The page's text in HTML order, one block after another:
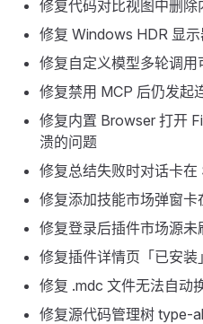
修复代码对比视图中删
修复 Windows HDR 显
修复自定义模型多轮调
修复禁用 MCP 后仍发起
修复内置 Browser 打开
溃的问题
修复总结失败时对话卡
修复添加技能市场弹窗
修复登录后插件市场源未
修复插件详情页「已安
修复 .mdc 文件无法自动
修复源代码管理树 type-